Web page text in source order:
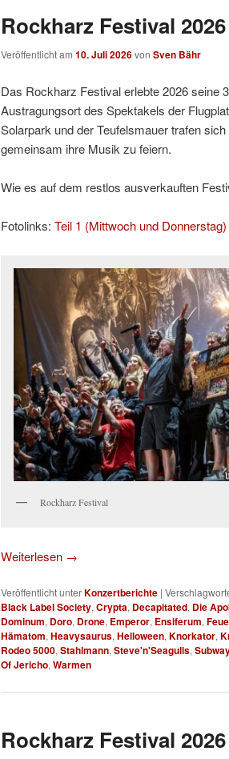
Rockharz Festival
Veröffentlicht am 10. Juli 2026von Sven Bähr
Das Rockharz Festival erlebte 2026 seine
Austragungsort des Spektakels der
Solarpark und der Teufelsmauer trafen
gemeinsam ihre Musik zu feiern.
Wie es auf dem restlos ausverkauften
Fotolinks: Teil 1 (Mittwoch und Donnerstag)
Rockharz Festival
Weiterlesen →
Veröffentlicht unterKonzertberichte |
Black Label Society, Crypta, Decapitated, Die
Dominum, Doro, Drone, Emperor, Ensiferum,
Hämatom, Heavysaurus, Helloween, Knorkator,
Rodeo 5000, Stahlmann, Steve'n'Seagulls,
Of Jericho, Warmen
Rockharz Festival 2026